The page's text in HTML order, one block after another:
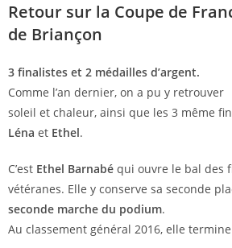
Retour sur la Coupe de
de Briançon
3 finalistes et 2 médailles d’argent.
Comme l’an dernier, on a pu y retrouver
soleil et chaleur, ainsi que les 3 même
Léna et Ethel.
C’est Ethel Barnabé qui ouvre le bal des
vétéranes. Elle y conserve sa seconde
seconde marche du podium.
Au classement général 2016, elle